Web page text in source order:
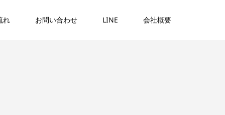
れ お問い合わせ LINE 会社概要